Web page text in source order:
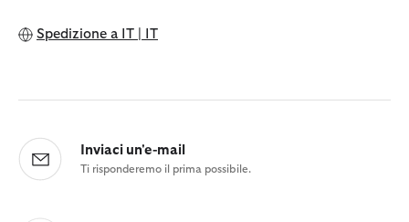
Spedizione a IT | IT
Inviaci un'e-mail
Ti risponderemo il prima possibile.